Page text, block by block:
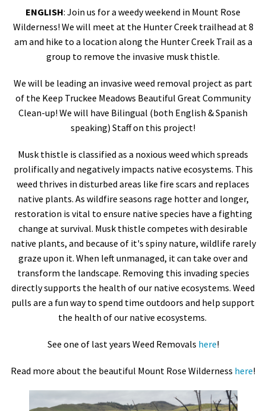
ENGLISH: Join us for a weedy weekend in Mount Rose
Wilderness! We will meet at the Hunter Creek trailhead at 8
am and hike to a location along the Hunter Creek Trail as a
group to remove the invasive musk thistle.
We will be leading an invasive weed removal project as part
of the Keep Truckee Meadows Beautiful Great Community
Clean-up! We will have Bilingual (both English & Spanish
speaking) Staff on this project!
Musk thistle is classified as a noxious weed which spreads
prolifically and negatively impacts native ecosystems. This
weed thrives in disturbed areas like fire scars and replaces
native plants. As wildfire seasons rage hotter and longer,
restoration is vital to ensure native species have a fighting
change at survival. Musk thistle competes with desirable
native plants, and because of it's spiny nature, wildlife rarely
graze upon it. When left unmanaged, it can take over and
transform the landscape. Removing this invading species
directly supports the health of our native ecosystems. Weed
pulls are a fun way to spend time outdoors and help support
the health of our native ecosystems.
See one of last years Weed Removals here!
Read more about the beautiful Mount Rose Wilderness here!